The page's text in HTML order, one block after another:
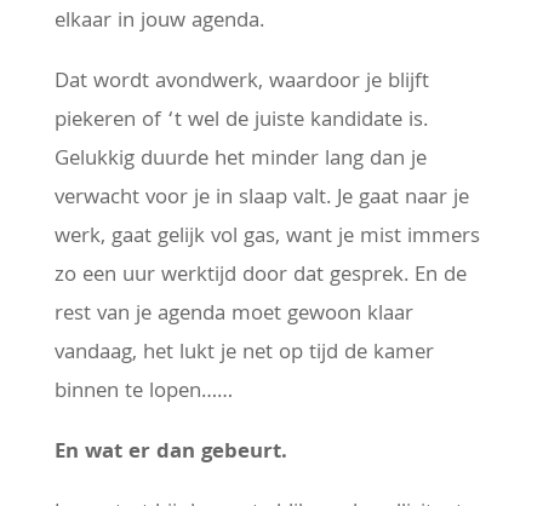
elkaar in jouw agenda.
Dat wordt avondwerk, waardoor je blijft
piekeren of ‘t wel de juiste kandidate is.
Gelukkig duurde het minder lang dan je
verwacht voor je in slaap valt. Je gaat naar je
werk, gaat gelijk vol gas, want je mist immers
zo een uur werktijd door dat gesprek. En de
rest van je agenda moet gewoon klaar
vandaag, het lukt je net op tijd de kamer
binnen te lopen……
En wat er dan gebeurt.